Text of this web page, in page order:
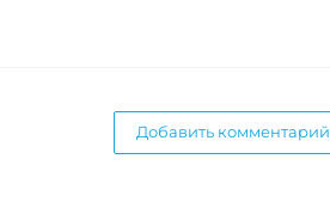
Добавить комментарий